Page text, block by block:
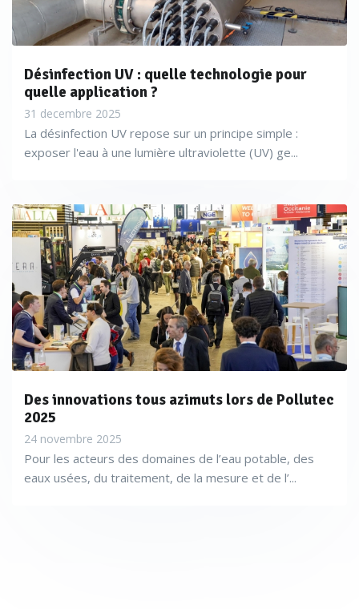
Désinfection UV : quelle technologie pour
quelle application ?
31 decembre 2025
La désinfection UV repose sur un principe simple :
exposer l'eau à une lumière ultraviolette (UV) ge...
Des innovations tous azimuts lors de Pollutec
2025
24 novembre 2025
Pour les acteurs des domaines de l’eau potable, des
eaux usées, du traitement, de la mesure et de l’...